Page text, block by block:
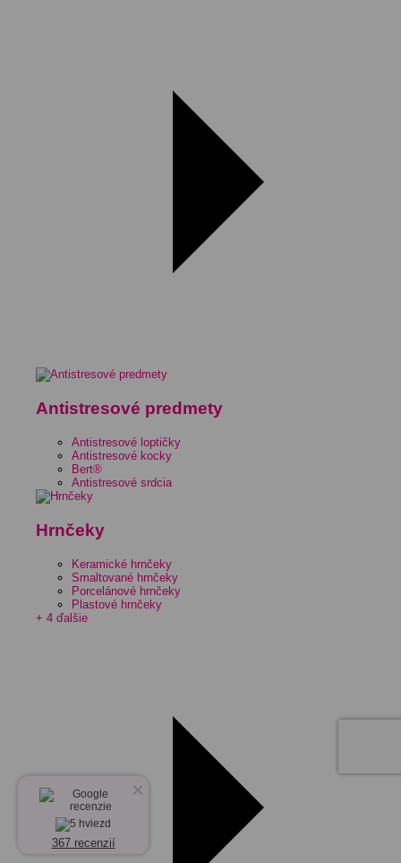
Antistresové predmety
Antistresové loptičky
Antistresové kocky
Bert®
Antistresové srdcia
Hrnčeky
Keramické hrnčeky
Smaltované hrnčeky
Porcelánové hrnčeky
Plastové hrnčeky
+ 4 ďalšie
×
367 recenzií